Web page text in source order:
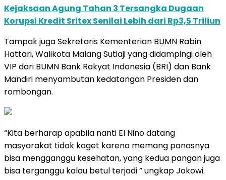
Kejaksaan Agung Tahan 3 Tersangka Dugaan
Korupsi Kredit Sritex Senilai Lebih dari Rp3,5 Triliun
Tampak juga Sekretaris Kementerian BUMN Rabin
Hattari, Walikota Malang Sutiaji yang didampingi oleh
VIP dari BUMN Bank Rakyat Indonesia (BRI) dan Bank
Mandiri menyambutan kedatangan Presiden dan
rombongan.
“Kita berharap apabila nanti El Nino datang
masyarakat tidak kaget karena memang panasnya
bisa mengganggu kesehatan, yang kedua pangan juga
bisa terganggu kalau betul terjadi ” ungkap Jokowi.